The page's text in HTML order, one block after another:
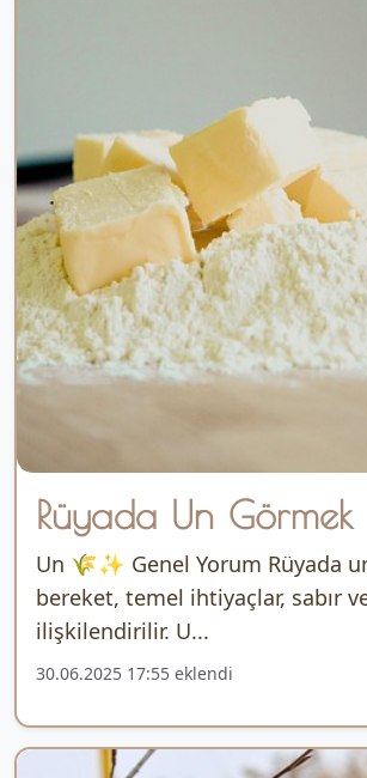
Rüyada Un Görmek
Un 🌾✨ Genel Yorum Rüyada
bereket, temel ihtiyaçlar, sabır
ilişkilendirilir. U...
30.06.2025 17:55 eklendi